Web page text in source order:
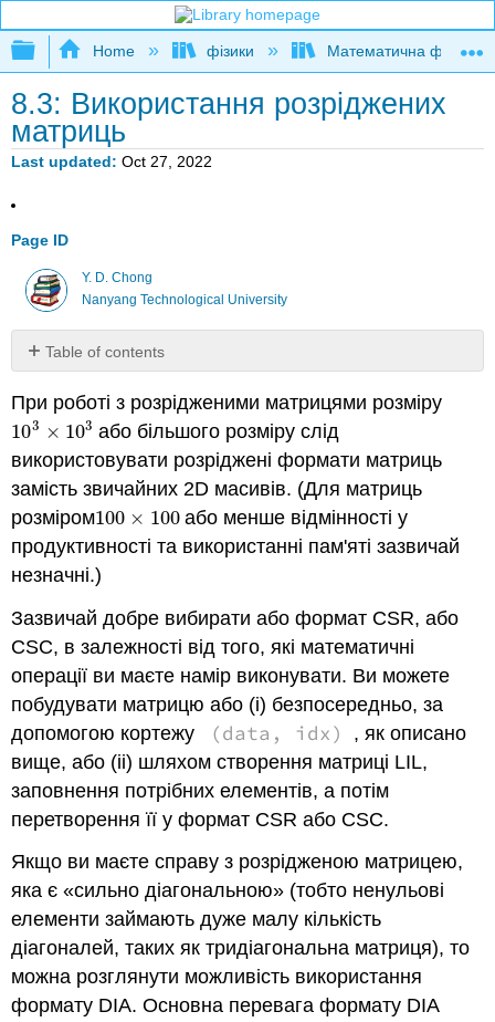
Expand/collapse global hierarchy
Home фізики Математична фізика і
8.3: Використання розріджених
матриць
Last updated Oct 27, 2022
Page ID
Y. D. Chong
Nanyang Technological University
Table of contents
Точковий
метод
8.3.2
вирішити
8.3.3
Цифри
При роботі з розрідженими матрицями розміру
103 × 103
103 ×103 або більшого розміру слід
використовувати розріджені формати матриць
замість звичайних 2D масивів. (Для матриць
розміром100 × 100
100 ×100 або менше відмінності у
продуктивності та використанні пам'яті зазвичай
незначні.)
Зазвичай добре вибирати або формат CSR, або
CSC, в залежності від того, які математичні
операції ви маєте намір виконувати. Ви можете
побудувати матрицю або (i) безпосередньо, за
допомогою кортежу
(data, idx)
, як описано
вище, або (ii) шляхом створення матриці LIL,
заповнення потрібних елементів, а потім
перетворення її у формат CSR або CSC.
Якщо ви маєте справу з розрідженою матрицею,
яка є «сильно діагональною» (тобто ненульові
елементи займають дуже малу кількість
діагоналей, таких як тридіагональна матриця), то
можна розглянути можливість використання
формату DIA. Основна перевага формату DIA